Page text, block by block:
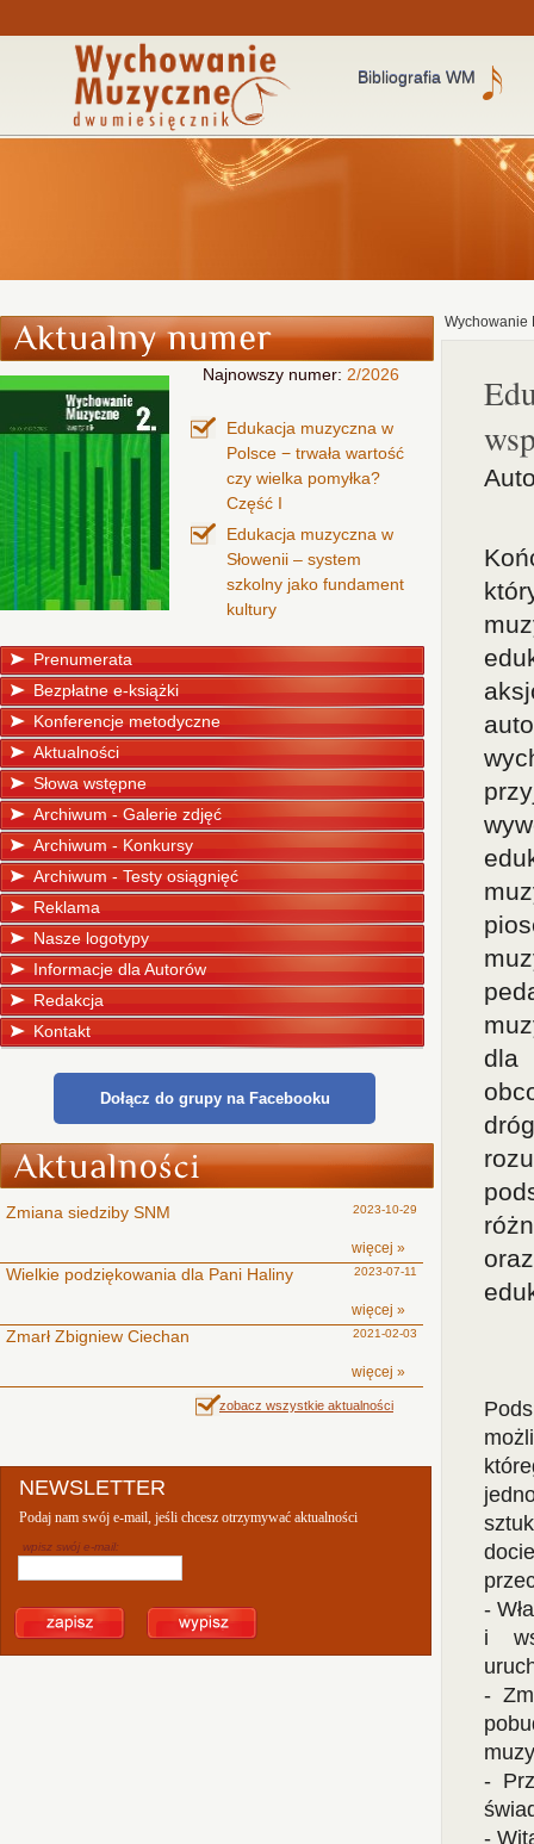
Bibliografia WM
Najnowszy numer: 2/2026
Edukacja muzyczna w
Polsce − trwała wartość
czy wielka pomyłka?
Część I
Edukacja muzyczna w
Słowenii – system
szkolny jako fundament
kultury
Prenumerata
Bezpłatne e-książki
Konferencje metodyczne
Aktualności
Słowa wstępne
Archiwum - Galerie zdjęć
Archiwum - Konkursy
Archiwum - Testy osiągnięć
Reklama
Nasze logotypy
Informacje dla Autorów
Redakcja
Kontakt
Dołącz do grupy na Facebooku
Zmiana siedziby SNM 2023-10-29
więcej »
Wielkie podziękowania dla Pani Haliny 2023-07-11
więcej »
Zmarł Zbigniew Ciechan 2021-02-03
więcej »
zobacz wszystkie aktualności
NEWSLETTER
Podaj nam swój e-mail, jeśli chcesz otrzymywać aktualności
wpisz swój e-mail:
Wychowanie
dla
-
i
-
-
-